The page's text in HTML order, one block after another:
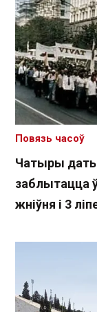
Чатыры даты
заблытацца
жніўня і 3
Повязь часоў